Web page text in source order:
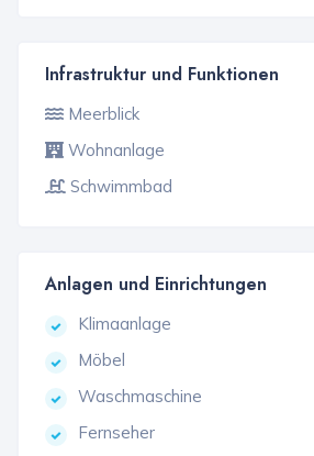
Infrastruktur und Funktionen
Meerblick
Wohnanlage
Schwimmbad
Anlagen und Einrichtungen
Klimaanlage
Möbel
Waschmaschine
Fernseher